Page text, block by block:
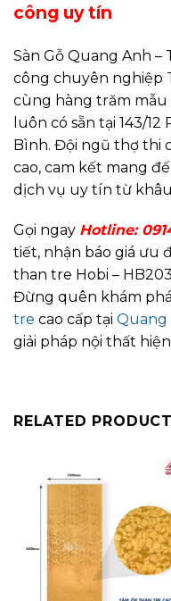
công uy tín
Sàn Gỗ Quang Anh
công chuyên nghiệp
cùng hàng trăm mẫu
luôn có sẵn tại 143/12
Bình. Đội ngũ thợ thi
cao, cam kết mang
dịch vụ uy tín từ
Gọi ngay Hotline:
tiết, nhận báo giá ưu
than tre Hobi –
Đừng quên khám
tre cao cấp tại Quang
giải pháp nội thất
RELATED